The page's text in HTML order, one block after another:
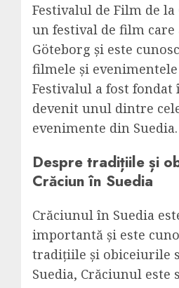
Festivalul de Film de la
un festival de film
Göteborg și este
filmele și evenimentele
Festivalul a fost fondat
devenit unul dintre
evenimente din Suedia.
Despre tradițiile și
Crăciun în Suedia
Crăciunul în Suedia
importantă și este
tradițiile și obiceiurile
Suedia, Crăciunul este